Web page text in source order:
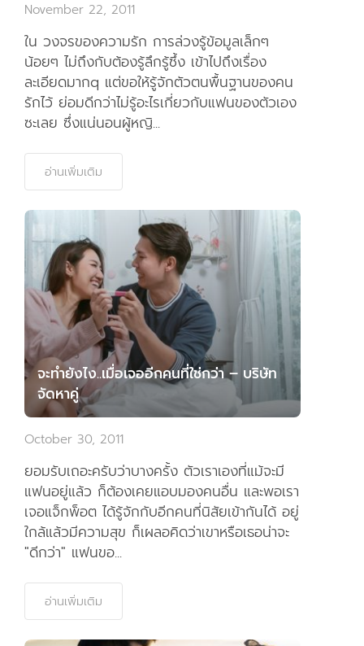
November 22, 2011
ใน วงจรของความรัก การล่วงรู้ข้อมูลเล็กๆ
น้อยๆ ไม่ถึงกับต้องรู้ลึกรู้ซึ้ง เข้าไปถึงเรื่อง
ละเอียดมากq แต่ขอให้รู้จักตัวตนพื้นฐานของคน
รักไว้ ย่อมดีกว่าไม่รู้อะไรเกี่ยวกับแฟนของตัวเอง
ซะเลย ซึ่งแน่นอนผู้หญิ...
อ่านเพิ่มเติม
จะทำยังไง..เมื่อเจออีกคนที่ใช่กว่า – บริษัท
จัดหาคู่
October 30, 2011
ยอมรับเถอะครับว่าบางครั้ง ตัวเราเองที่แม้จะมี
แฟนอยู่แล้ว ก็ต้องเคยแอบมองคนอื่น และพอเรา
เจอแจ็กพ็อต ได้รู้จักกับอีกคนที่นิสัยเข้ากันได้ อยู่
ใกล้แล้วมีความสุข ก็เผลอคิดว่าเขาหรือเธอน่าจะ
"ดีกว่า" แฟนขอ...
อ่านเพิ่มเติม